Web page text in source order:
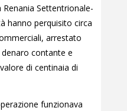
Settentrionale-
hanno perquisito circa
arrestato
contante e
di centinaia di
funzionava